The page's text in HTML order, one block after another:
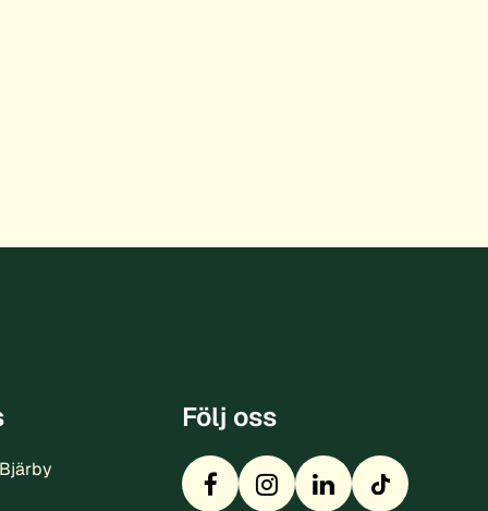
Följ oss